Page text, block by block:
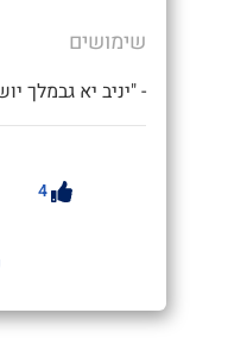
שימושים
- "יניב יא גבמלך
4